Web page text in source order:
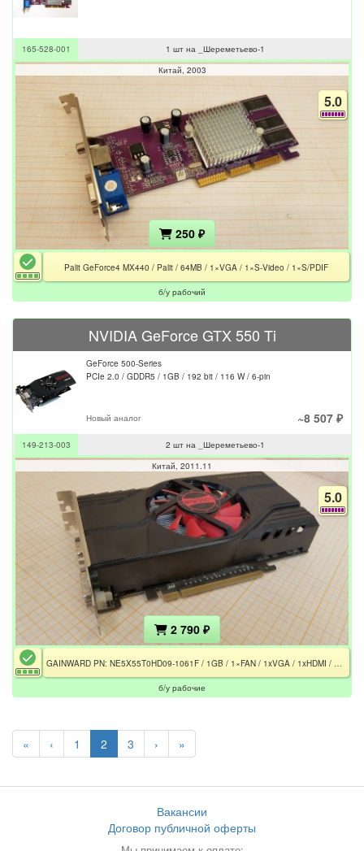
165-528-001
1 шт на _Шереметьево-1
Китай 2003
5.0
250 ₽
Palit GeForce4 MX440 / Palit / 64MB / 1×VGA / 1×S-Video / 1×S/PDIF
б/у рабочий
NVIDIA GeForce GTX 550 Ti
GeForce 500-Series
PCIe 2.0 / GDDR5 / 1GB / 192 bit / 116 W / 6-pin
Новый аналог ~8 507 ₽
149-213-003
2 шт на _Шереметьево-1
Китай 2011.11
5.0
2 790 ₽
б/у рабочие
« ‹ 1 2 3 › »
Вакансии
Договор публичной оферты